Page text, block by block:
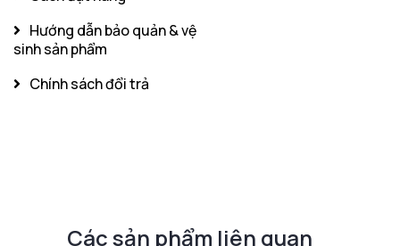
Hướng dẫn bảo quản & vệ
sinh sản phẩm
Chính sách đổi trả
Các sản phẩm liên quan